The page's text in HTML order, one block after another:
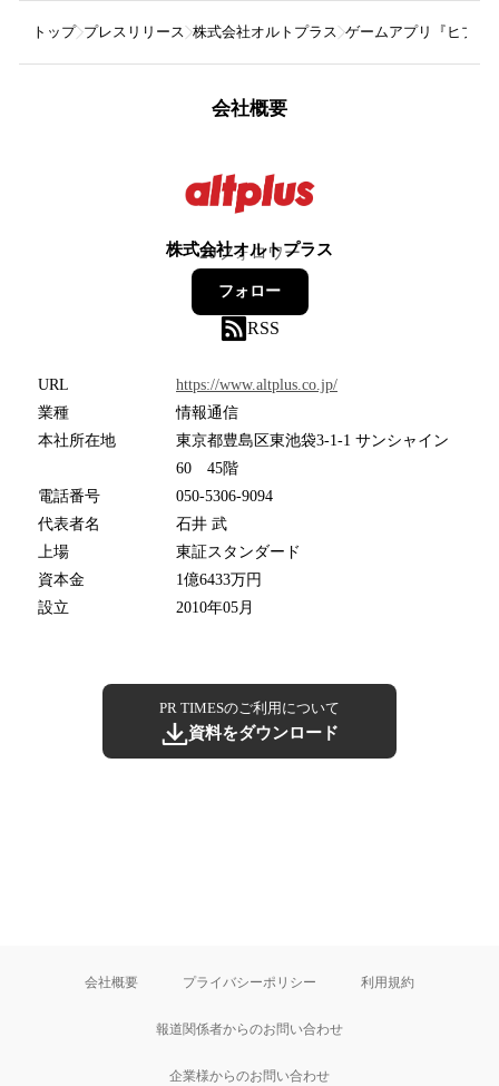
トップ プレスリリース 株式会社オルトプラス ゲームアプリ『ヒプノ
会社概要
株式会社オルトプラス
20フォロワー
フォロー
RSS
URL
https://www.altplus.co.jp/
業種
情報通信
本社所在地
東京都豊島区東池袋3-1-1 サンシャイン
60 45階
電話番号
050-5306-9094
代表者名
石井 武
上場
東証スタンダード
資本金
1億6433万円
設立
2010年05月
PR TIMESのご利用について
資料をダウンロード
会社概要 プライバシーポリシー 利用規約
報道関係者からのお問い合わせ
企業様からのお問い合わせ